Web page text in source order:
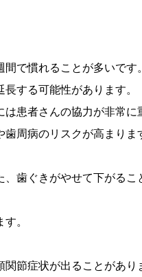
で慣れることが多いです。
する可能性があります。
患者さんの協力が非常
周病のリスクが高まり
歯ぐきがやせて下がるこ
。
節症状が出ることがあり